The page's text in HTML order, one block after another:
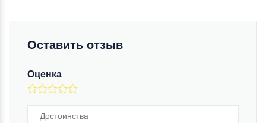
Оставить отзыв
Оценка